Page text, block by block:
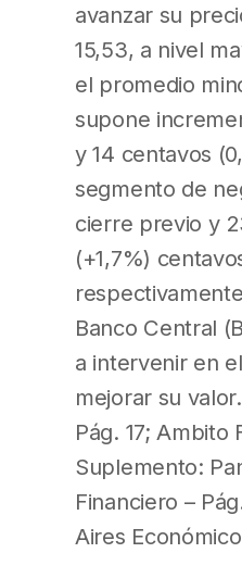
avanzar su
15,53, a nivel
el promedio
supone
y 14 centavos
segmento de
cierre previo y
(+1,7%)
Banco Central
a intervenir en
mejorar su
Pág. 17; Ambito
Suplemento:
Financiero –
Aires